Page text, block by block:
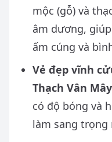
mộc (gỗ) và
âm dương,
ấm cúng và
Vẻ đẹp vĩnh
Thạch Vân Mây
có độ bóng và
làm sang trọng